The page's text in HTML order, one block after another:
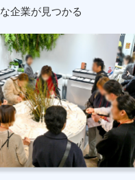
な企業が見つかる